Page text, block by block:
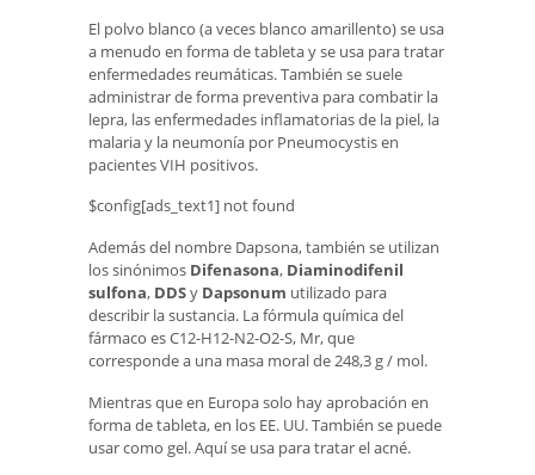
El polvo blanco (a veces blanco amarillento) se usa
a menudo en forma de tableta y se usa para tratar
enfermedades reumáticas. También se suele
administrar de forma preventiva para combatir la
lepra, las enfermedades inflamatorias de la piel, la
malaria y la neumonía por Pneumocystis en
pacientes VIH positivos.
$config[ads_text1] not found
Además del nombre Dapsona, también se utilizan
los sinónimos Difenasona, Diaminodifenil
sulfona, DDSy Dapsonum utilizado para
describir la sustancia. La fórmula química del
fármaco es C12-H12-N2-O2-S, Mr, que
corresponde a una masa moral de 248,3 g / mol.
Mientras que en Europa solo hay aprobación en
forma de tableta, en los EE. UU. También se puede
usar como gel. Aquí se usa para tratar el acné.